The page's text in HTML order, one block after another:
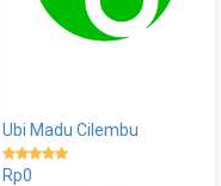
Ubi Madu Cilembu
Rp0